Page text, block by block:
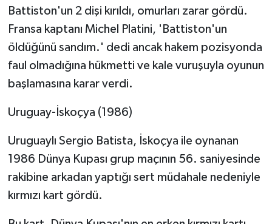
Battiston'un 2 dişi kırıldı, omurları zarar gördü.
Fransa kaptanı Michel Platini, 'Battiston'un
öldüğünü sandım.' dedi ancak hakem pozisyonda
faul olmadığına hükmetti ve kale vuruşuyla oyunun
başlamasına karar verdi.
Uruguay-İskoçya (1986)
Uruguaylı Sergio Batista, İskoçya ile oynanan
1986 Dünya Kupası grup maçının 56. saniyesinde
rakibine arkadan yaptığı sert müdahale nedeniyle
kırmızı kart gördü.